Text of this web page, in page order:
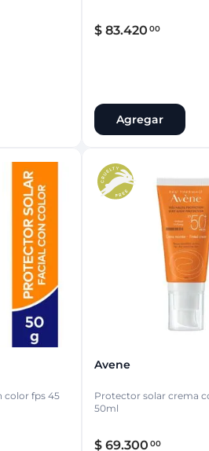
$ 83.420 00
Agregar
color fps 45
Avene
Protector solar crema
50ml
$ 69.300 00